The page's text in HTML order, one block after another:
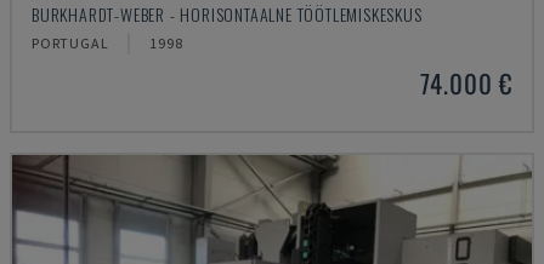
BURKHARDT-WEBER - HORISONTAALNE TÖÖTLEMISKESKUS
PORTUGAL 1998
74.000 €